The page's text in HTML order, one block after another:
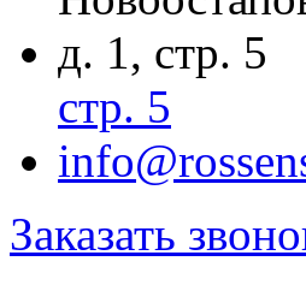
стр. 5
Заказать